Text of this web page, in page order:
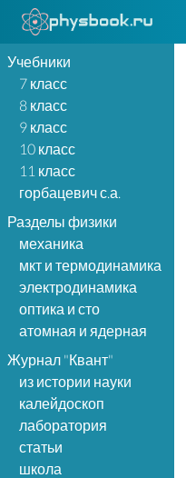
Учебники
7 класс
8 класс
9 класс
10 класс
11 класс
горбацевич с.а.
Разделы физики
механика
мкт и термодинамика
электродинамика
оптика и сто
атомная и ядерная
Журнал "Квант"
из истории науки
калейдоскоп
лаборатория
статьи
школа